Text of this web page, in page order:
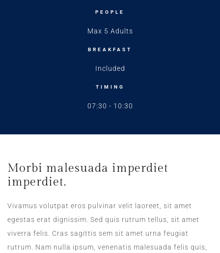
PEOPLE
Max 5 Adults
BREAKFAST
Included
TIMING
07:30 - 10:30
Morbi malesuada imperdiet
imperdiet.
Vivamus volutpat eros pulvinar velit laoreet, sit amet
egestas erat dignissim. Sed quis rutrum tellus, sit amet
viverra felis. Cras sagittis sem sit amet urna feugiat
rutrum. Nam nulla ipsum, venenatis malesuada felis quis,